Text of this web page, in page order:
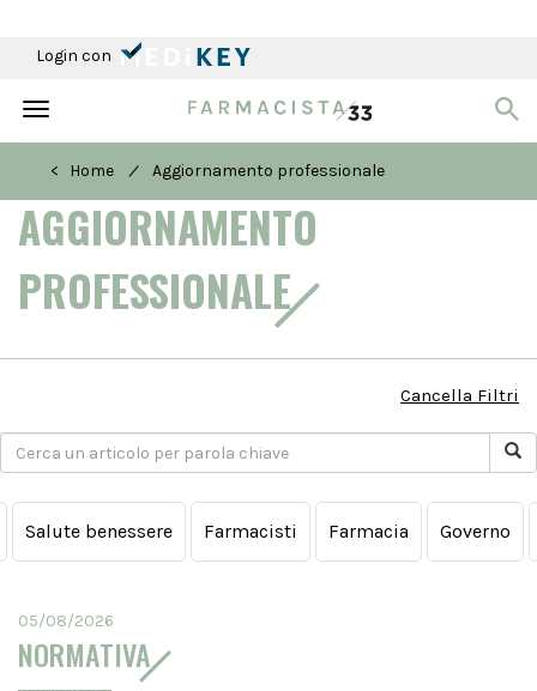
Login con
Toggle
< Home
/ Aggiornamento professionale
AGGIORNAMENTO
PROFESSIONALE
Cancella Filtri
Salute benessere Farmacisti Farmacia Governo
05/08/2026
NORMATIVA